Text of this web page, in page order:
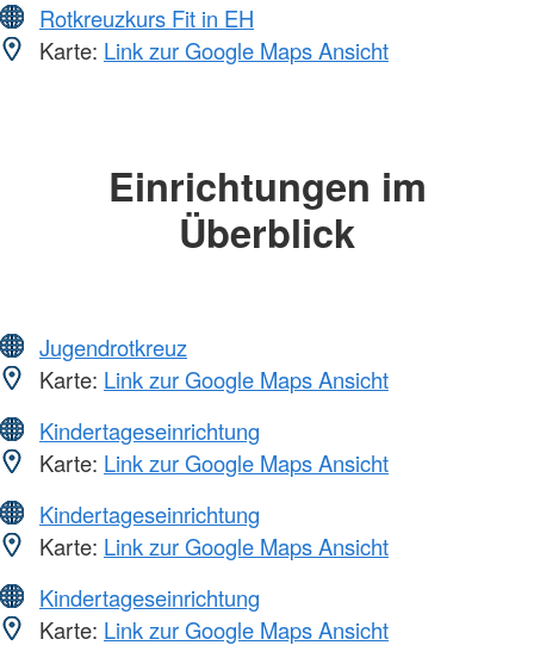
Rotkreuzkurs Fit in EH
Karte: Link zur Google Maps Ansicht
Einrichtungen im
Überblick
Jugendrotkreuz
Karte: Link zur Google Maps Ansicht
Kindertageseinrichtung
Karte: Link zur Google Maps Ansicht
Kindertageseinrichtung
Karte: Link zur Google Maps Ansicht
Kindertageseinrichtung
Karte: Link zur Google Maps Ansicht